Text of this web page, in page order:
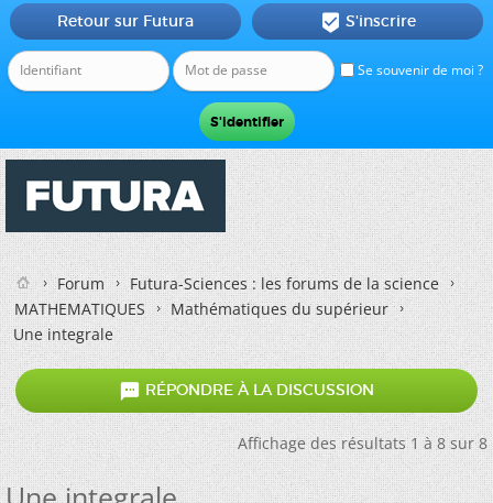
Se souvenir de moi ?
Retour sur Futura  S'inscrire
Forum
Futura-Sciences : les forums de la science
MATHEMATIQUES
Mathématiques du supérieur
Une integrale
 RÉPONDRE À LA DISCUSSION
Affichage des résultats 1 à 8 sur 8